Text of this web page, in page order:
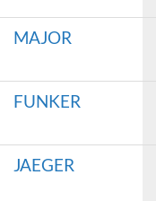
MAJOR
FUNKER
JAEGER